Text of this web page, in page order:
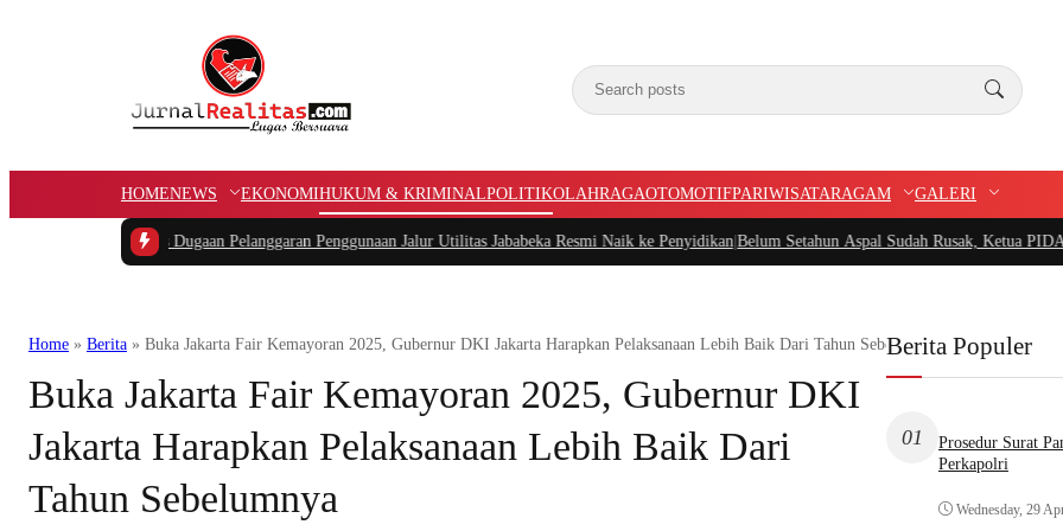
HOMENEWS EKONOMIHUKUM & KRIMINALPOLITIKOLAHRAGAOTOMOTIFPARIWISATARAGAM GALERI
Kasus Dugaan Pelanggaran Penggunaan Jalur Utilitas Jababeka Resmi Naik ke Penyidikan|Belum Setahun Aspal Sudah Rusak, Ketua PIDAR Papua Barat
Home » Berita » Buka Jakarta Fair Kemayoran 2025, Gubernur DKI Jakarta Harapkan Pelaksanaan Lebih Baik Dari Tahun Sebelumnya
Buka Jakarta Fair Kemayoran 2025, Gubernur DKI
Jakarta Harapkan Pelaksanaan Lebih Baik Dari
Tahun Sebelumnya
Berita Populer
01
Prosedur Surat
Perkapolri
Wednesday, 29